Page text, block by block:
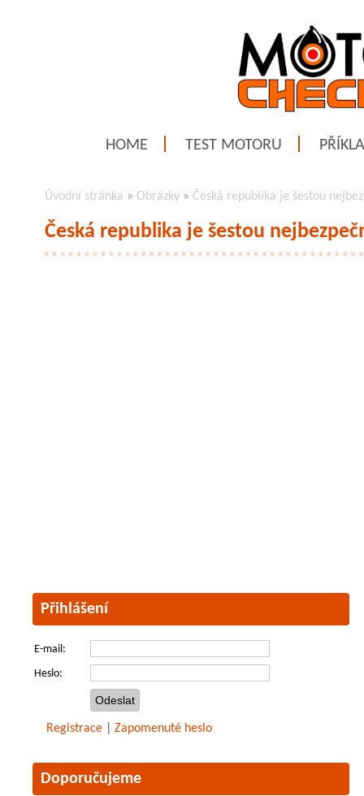
HOME TEST MOTORU
Úvodní stránka » Obrázky » Česká republika je šestou
Česká republika je šestou
Přihlášení
E-mail:
Heslo:
Registrace Zapomenuté heslo
Doporučujeme